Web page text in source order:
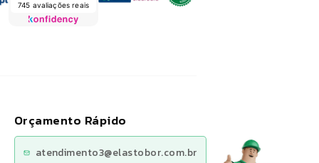
745 avaliações reais
Orçamento Rápido
atendimento3@elastobor.com.br